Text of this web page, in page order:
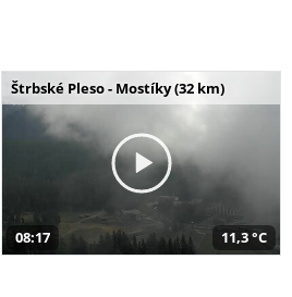
Štrbské Pleso - Mostíky (32 km)
08:17 11,3 °C